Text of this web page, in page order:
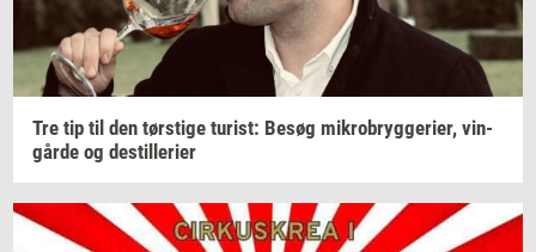
Tre tip til den tørsti­ge turist: Besøg mi­kro­bryg­ge­ri­er, vin­
går­de og destil­le­ri­er